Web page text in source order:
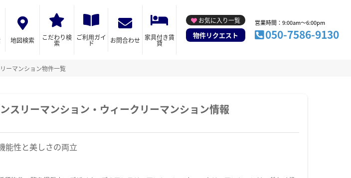
地図検索 こだわり検
索
ご利用ガイ
ド お問合わせ 家具付き賃
貸
お気に入り一覧
物件リクエスト
営業時間：9:00am～6:00pm
050-7586-9130
ーマンション物件一覧
スリーマンション・ウィークリーマンション情報
能性と美しさの両立